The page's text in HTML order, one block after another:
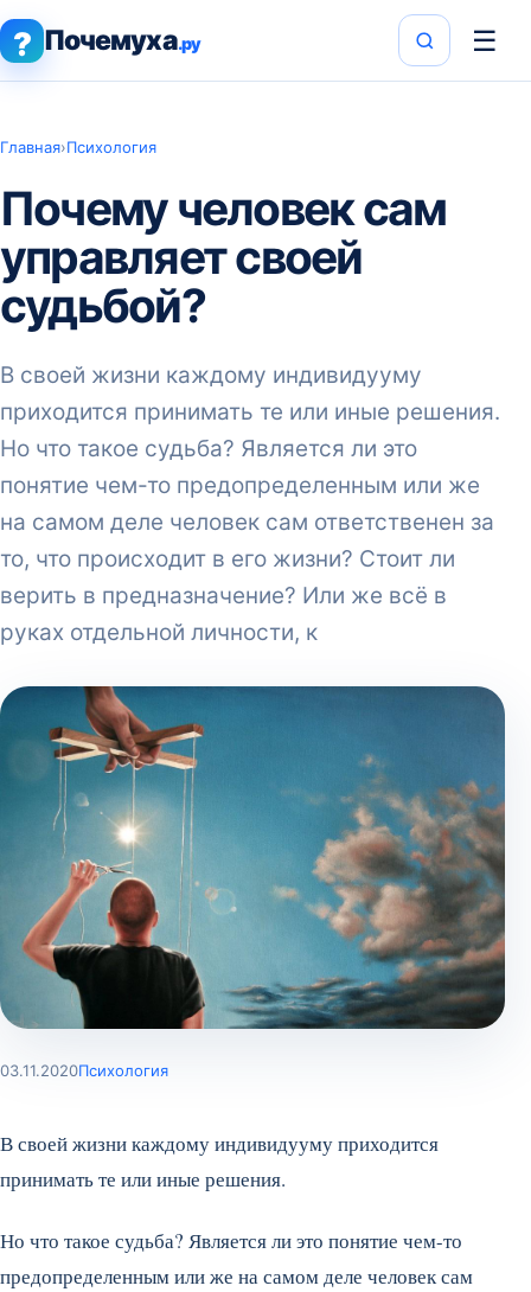
? Почемуха.ру ☰
Главная›Психология
Почему человек сам
управляет своей
судьбой?
В своей жизни каждому индивидууму
приходится принимать те или иные решения.
Но что такое судьба? Является ли это
понятие чем-то предопределенным или же
на самом деле человек сам ответственен за
то, что происходит в его жизни? Стоит ли
верить в предназначение? Или же всё в
руках отдельной личности, к
03.11.2020Психология
В своей жизни каждому индивидууму приходится
принимать те или иные решения.
Но что такое судьба? Является ли это понятие чем-то
предопределенным или же на самом деле человек сам